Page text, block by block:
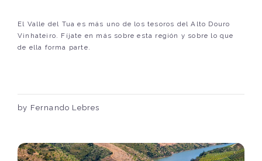
El Valle del Tua es más uno de los tesoros del Alto Douro
Vinhateiro. Fíjate en más sobre esta región y sobre lo que
de ella forma parte.
by Fernando Lebres